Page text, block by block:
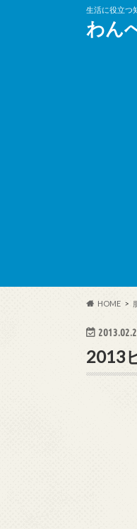
生活に役立つ
わん
HOME
2013